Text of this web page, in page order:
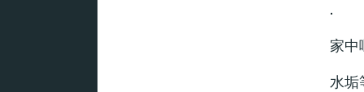
.
家中
水垢